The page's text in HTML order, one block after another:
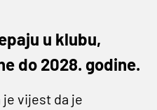
u klubu,
do 2028. godine.
je vijest da je